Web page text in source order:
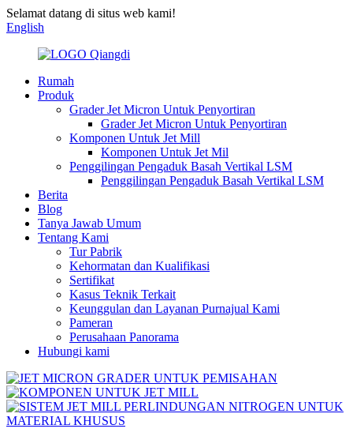
Selamat datang di situs web kami!
English
Rumah
Produk
Grader Jet Micron Untuk Penyortiran
Grader Jet Micron Untuk Penyortiran
Komponen Untuk Jet Mill
Komponen Untuk Jet Mil
Penggilingan Pengaduk Basah Vertikal LSM
Penggilingan Pengaduk Basah Vertikal LSM
Berita
Blog
Tanya Jawab Umum
Tentang Kami
Tur Pabrik
Kehormatan dan Kualifikasi
Sertifikat
Kasus Teknik Terkait
Keunggulan dan Layanan Purnajual Kami
Pameran
Perusahaan Panorama
Hubungi kami